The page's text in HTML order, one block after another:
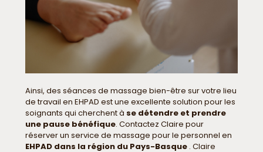
Ainsi, des séances de massage bien-être sur votre lieu
de travail en EHPAD est une excellente solution pour les
soignants qui cherchent à se détendre et prendre
une pause bénéfique. Contactez Claire pour
réserver un service de massage pour le personnel en
EHPAD dans la région du Pays-Basque . Claire